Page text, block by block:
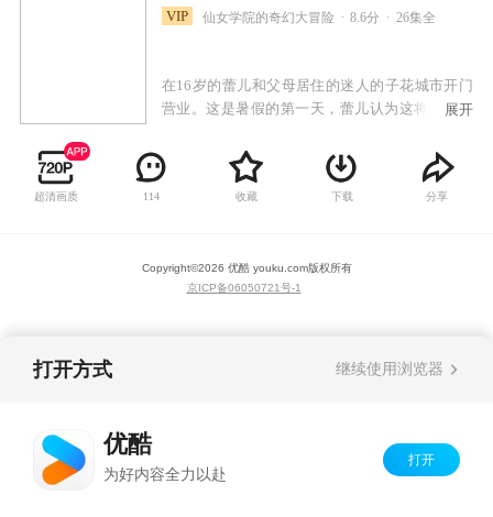
VIP 仙女学院的奇幻大冒险 8.6分 26集全
在16岁的蕾儿和父母居住的迷人的子花城市开门
营业。这是暑假的第一天，蕾儿认为这将是另一
过山车，蕾儿恰巧卷入了一个叫丝黛娜的神奇仙
女与一群怪物的战斗中由丝黛娜戒指响起的食人
魔诺特率领。在战斗中，蕾儿出人意料地发挥了
幻世界，魔幻学校阿尔菲学院就坐落在魔幻世界
中。多亏丝黛娜，蕾儿会发现自己拥有特殊的力
展开
超清画质 114 收藏 下载 分享
Copyright©2026 优酷 youku.com版权所有
京ICP备06050721号-1
打开方式 继续使用浏览器
优酷
为好内容全力以赴
打开